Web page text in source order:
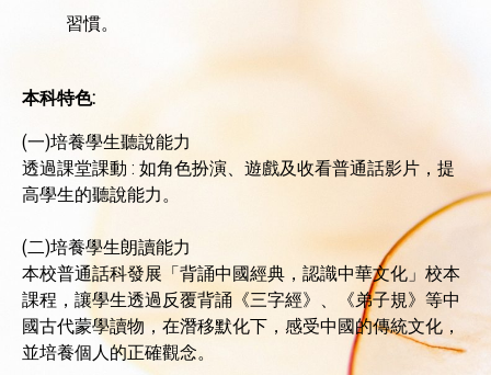
習慣。
本科特色:
(一)培養學生聽說能力
透過課堂課動 : 如角色扮演、遊戲及收看普通話影片，提
高學生的聽說能力。
(二)培養學生朗讀能力
本校普通話科發展「背誦中國經典，認識中華文化」校本
課程，讓學生透過反覆背誦《三字經》、《弟子規》等中
國古代蒙學讀物，在潛移默化下，感受中國的傳統文化，
並培養個人的正確觀念。